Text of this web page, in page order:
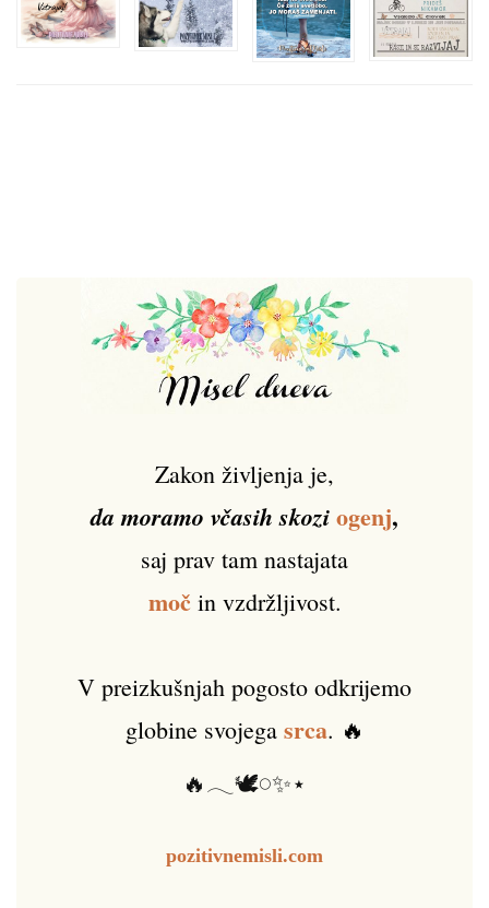
Zakon življenja je,
da moramo včasih skoziogenj,
saj prav tam nastajata
močin vzdržljivost.
V preizkušnjah pogosto odkrijemo
globine svojega srca. 🔥
🔥𓂃🕊️𓏸✨⋆
pozitivnemisli.com